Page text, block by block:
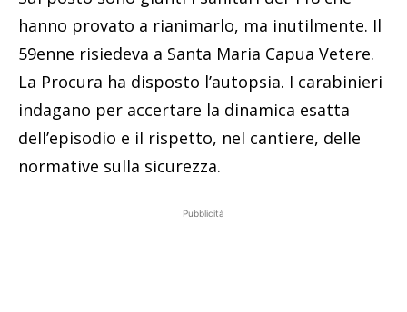
hanno provato a rianimarlo, ma inutilmente. Il
59enne risiedeva a Santa Maria Capua Vetere.
La Procura ha disposto l’autopsia. I carabinieri
indagano per accertare la dinamica esatta
dell’episodio e il rispetto, nel cantiere, delle
normative sulla sicurezza.
Pubblicità